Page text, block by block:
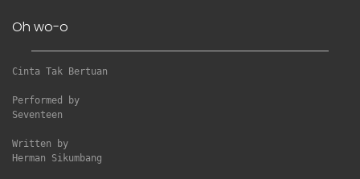
Oh wo-o
Cinta Tak Bertuan
Performed by
Seventeen
Written by
Herman Sikumbang